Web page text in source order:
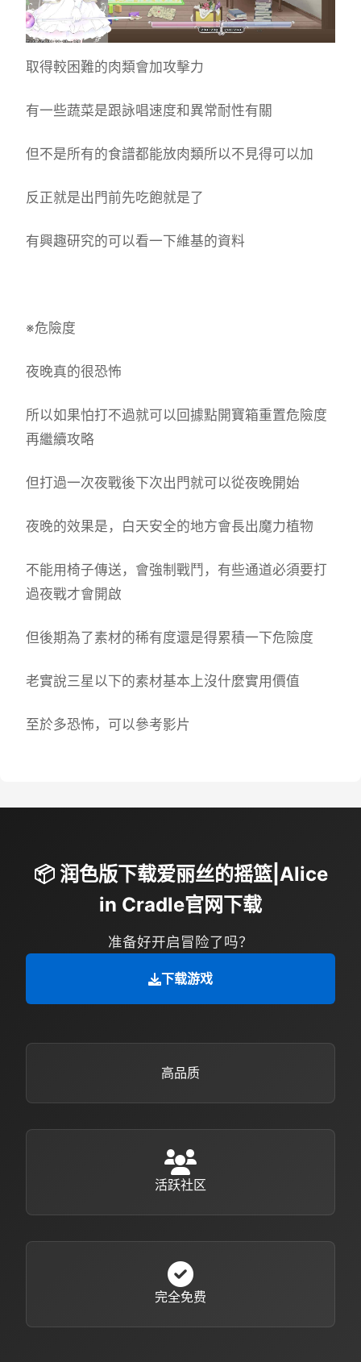
取得較困難的肉類會加攻擊力
有一些蔬菜是跟詠唱速度和異常耐性有關
但不是所有的食譜都能放肉類所以不見得可以加
反正就是出門前先吃飽就是了
有興趣研究的可以看一下維基的資料
※危險度
夜晚真的很恐怖
所以如果怕打不過就可以回據點開寶箱重置危險度
再繼續攻略
但打過一次夜戰後下次出門就可以從夜晚開始
夜晚的效果是，白天安全的地方會長出魔力植物
不能用椅子傳送，會強制戰鬥，有些通道必須要打
過夜戰才會開啟
但後期為了素材的稀有度還是得累積一下危險度
老實說三星以下的素材基本上沒什麼實用價值
至於多恐怖，可以參考影片
📦 润色版下载爱丽丝的摇篮|Alice
in Cradle官网下载
准备好开启冒险了吗？
下载游戏
高品质
活跃社区
完全免费